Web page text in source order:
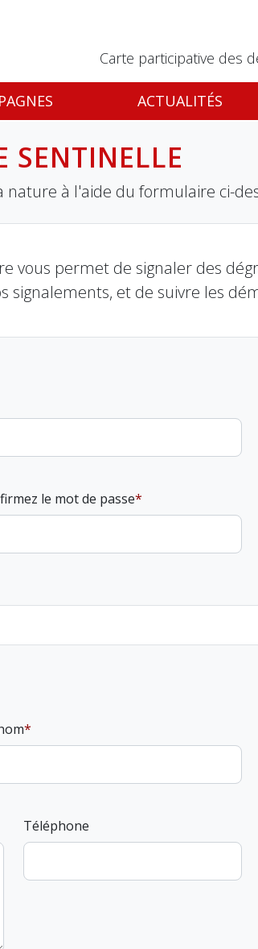
Carte participative des
ACTUALITÉS
SENTINELLE
à l'aide du formulaire ci-
vous permet de signaler des
et de suivre les
le mot de passe
Téléphone